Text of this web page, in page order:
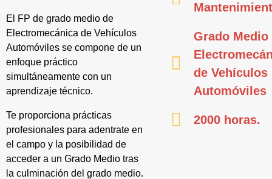
El FP de grado medio de
Electromecánica de Vehículos
Automóviles se compone de un
enfoque práctico
simultáneamente con un
aprendizaje técnico.
Te proporciona prácticas
profesionales para adentrate en
el campo y la posibilidad de
acceder a un Grado Medio tras
la culminación del grado medio.
Grado Medio
de Vehículos
Automóviles
2000 horas.